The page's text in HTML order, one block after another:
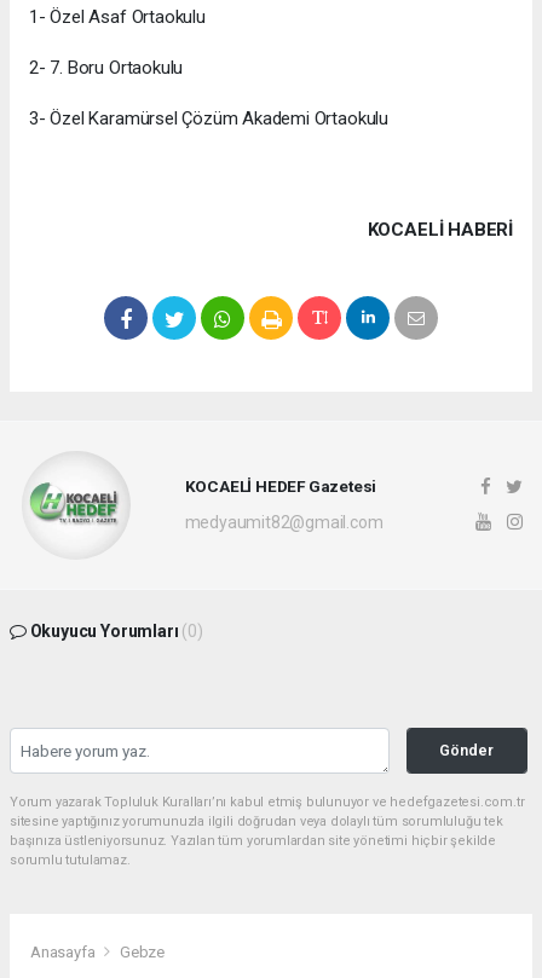
1- Özel Asaf Ortaokulu
2- 7. Boru Ortaokulu
3- Özel Karamürsel Çözüm Akademi Ortaokulu
KOCAELI HABERİ
KOCAELİ HEDEF Gazetesi
medyaumit82@gmail.com
Okuyucu Yorumları (0)
Gönder
Yorum yazarak Topluluk Kuralları’nı kabul etmiş bulunuyor ve hedefgazetesi.com.tr
sitesine yaptığınız yorumunuzla ilgili doğrudan veya dolaylı tüm sorumluluğu tek
başınıza üstleniyorsunuz. Yazılan tüm yorumlardan site yönetimi hiçbir şekilde
sorumlu tutulamaz.
Anasayfa Gebze